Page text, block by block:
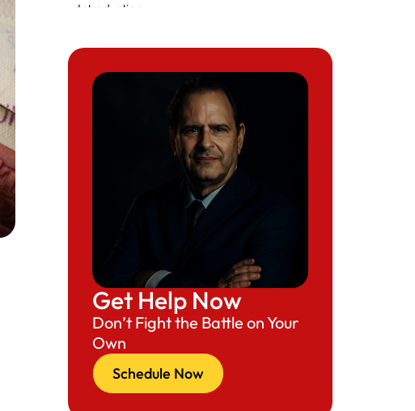
Introduction
Do You Need an Attorney to Downgrade
Get Help Now
Don’t Fight the Battle on Your
Own
Schedule Now